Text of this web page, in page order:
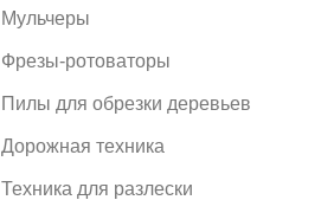
Мульчеры
Фрезы-ротоваторы
Пилы для обрезки деревьев
Дорожная техника
Техника для разлески